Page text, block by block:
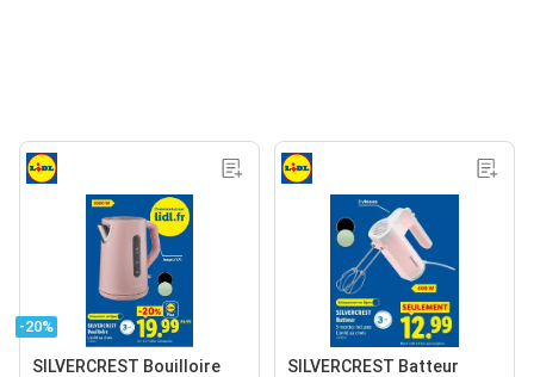
-20%
SILVERCREST Bouilloire SILVERCREST Batteur